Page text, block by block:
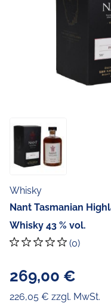
Whisky
Nant Tasmanian
Whisky 43 % vol.
(0)
269,00 €
226,05 € zzgl. MwSt.